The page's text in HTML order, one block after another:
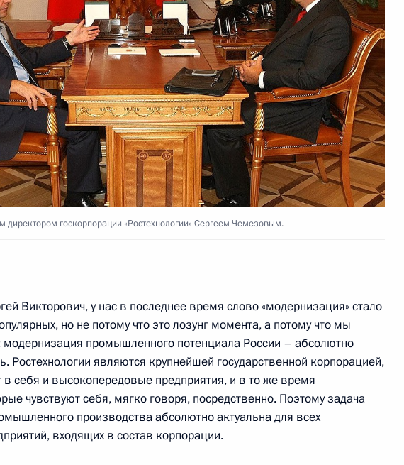
директором госкорпорации «Ростехнологии» Сергеем Чемезовым.
Викторович,у нас в последнее время слово «модернизация» стало
но не потому что это лозунг момента, а потому что мы
промышленного потенциала России – абсолютно
Ростехнологии являются крупнейшей государственной корпорацией,
в себя и высокопередовые предприятия, и в то же время
чувствуют себя, мягко говоря, посредственно. Поэтому задача
производства абсолютно актуальна для всех
входящих в состав корпорации.